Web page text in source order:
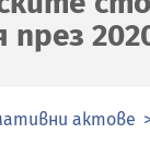
през
актове